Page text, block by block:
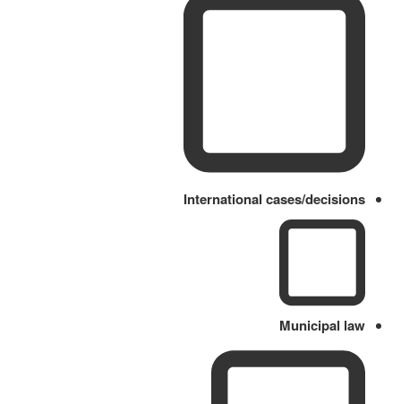
International cases/decisions
Municipal law